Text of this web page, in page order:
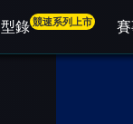
型錄競速系列上市